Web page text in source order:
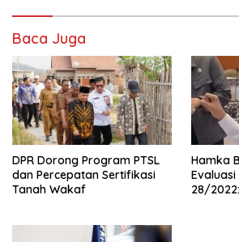
Baca Juga
DPR Dorong Program PTSL
dan Percepatan Sertifikasi
Tanah Wakaf
Hamka
28/